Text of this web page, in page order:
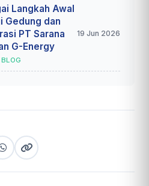
Langkah Awal
Gedung dan
PT Sarana
G-Energy
BLOG
19 Jun 2026
WhatsApp
Copy
link